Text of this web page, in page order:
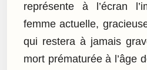
représente à l’écran
femme actuelle,
qui restera à jamais
mort prématurée à l’âge